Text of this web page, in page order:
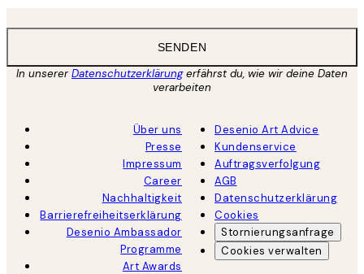
SENDEN
In unsererDatenschutzerklärungerfährst du, wie wir deine Daten
verarbeiten
Über uns
Presse
Impressum
Career
Nachhaltigkeit
Barrierefreiheitserklärung
Desenio Ambassador
Programme
Art Awards
Desenio Art Advice
Kundenservice
Auftragsverfolgung
AGB
Datenschutzerklärung
Cookies
Stornierungsanfrage
Cookies verwalten